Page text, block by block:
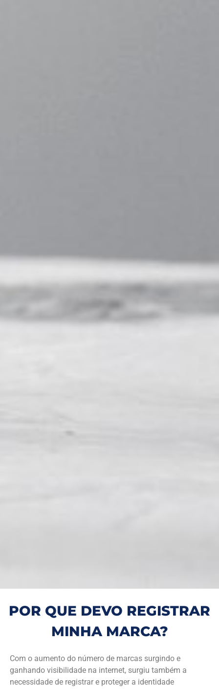
POR QUE DEVO REGISTRAR
MINHA MARCA?
Com o aumento do número de marcas surgindo e
ganhando visibilidade na internet, surgiu também a
necessidade de registrar e proteger a identidade